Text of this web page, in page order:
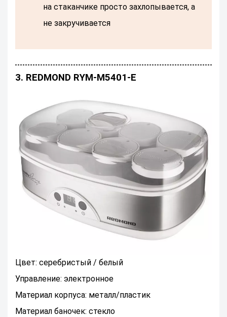
на стаканчике просто захлопывается, а
не закручивается
3. REDMOND RYM-M5401-Е
Цвет: серебристый / белый
Управление: электронное
Материал корпуса: металл/пластик
Материал баночек: стекло